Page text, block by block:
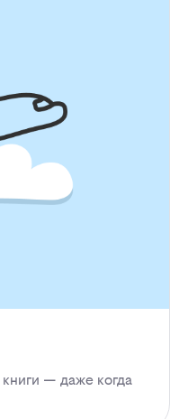
— даже когда